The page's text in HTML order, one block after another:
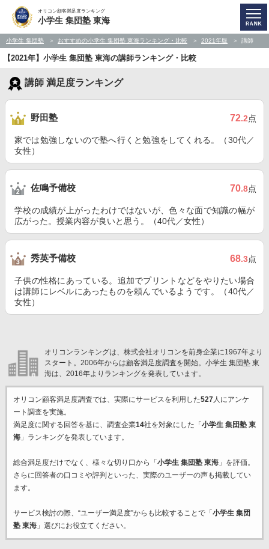
オリコン顧客満足度ランキング
小学生 集団塾 東海
小学生 集団塾 おすすめの小学生 集団塾 東海ランキング・比較 2021年版 講師
【2021年】小学生 集団塾 東海の講師ランキング・比較
講師 満足度ランキング
野田塾 72.2点
家では勉強しないので塾へ行くと勉強をしてくれる。（30代／
女性）
佐鳴予備校 70.8点
学校の成績が上がったわけではないが、色々な面で知識の幅が
広がった。授業内容が良いと思う。（40代／女性）
秀英予備校 68.3点
子供の性格にあっている。追加でプリントなどをやりたい場合
は講師にレベルにあったものを頼んでいるようです。（40代／
女性）
オリコンランキングは、株式会社オリコンを前身企業に1967年より
スタート。2006年からは顧客満足度調査を開始。小学生 集団塾 東
海は、2016年よりランキングを発表しています。
オリコン顧客満足度調査では、実際にサービスを利用した527人にアンケ
ート調査を実施。
満足度に関する回答を基に、調査企業14社を対象にした「 小学生 集団塾 東
海」ランキングを発表しています。
総合満足度だけでなく、様々な切り口から「 小学生 集団塾 東海」を評価。
さらに回答者の口コミや評判といった、実際のユーザーの声も掲載してい
ます。
サービス検討の際、“ユーザー満足度”からも比較することで「 小学生 集団
塾 東海」選びにお役立てください。